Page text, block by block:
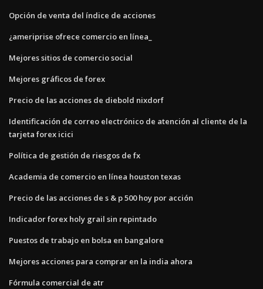
Opción de venta del índice de acciones
¿ameriprise ofrece comercio en línea_
Mejores sitios de comercio social
Mejores gráficos de forex
Precio de las acciones de diebold nixdorf
Identificación de correo electrónico de atención al cliente de la
tarjeta forex icici
Política de gestión de riesgos de fx
Academia de comercio en línea houston texas
Precio de las acciones de s & p 500 hoy por acción
Indicador forex holy grail sin repintado
Puestos de trabajo en bolsa en bangalore
Mejores acciones para comprar en la india ahora
Fórmula comercial de atr